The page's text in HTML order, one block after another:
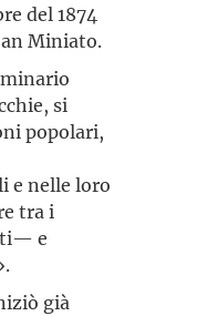
del 1874
Miniato.
si
popolari,
e nelle loro
tra i
e
già